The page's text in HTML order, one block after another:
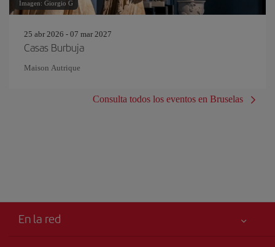
Imagen: Giorgio G
25 abr 2026 - 07 mar 2027
Casas Burbuja
Maison Autrique
Consulta todos los eventos en Bruselas
En la red